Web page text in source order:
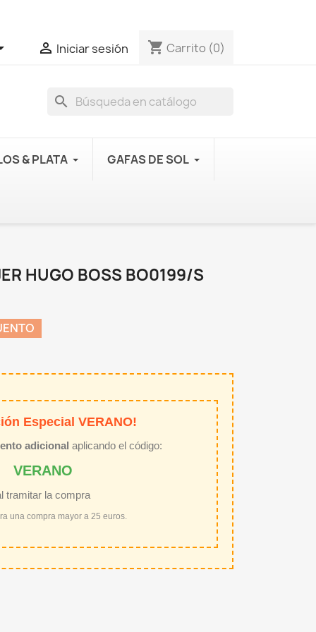
 Iniciar sesión shopping_cart Carrito (0)
search
& PLATA GAFAS DE SOL
HUGO BOSS BO0199/S
Especial VERANO!
adicional aplicando el código:
VERANO
tramitar la compra
una compra mayor a 25 euros.